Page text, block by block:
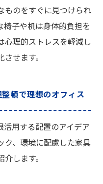
ものをすぐに見つけられ
椅子や机は身体的負担を
心理的ストレスを軽減し
せます。
頓で理想のオフィス
用する配置のアイデア
ク、環境に配慮した家具
します。